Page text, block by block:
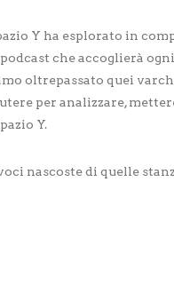
Y ha esplorato in
che accoglierà
oltrepassato quei
per analizzare,
Y.
nascoste di quelle